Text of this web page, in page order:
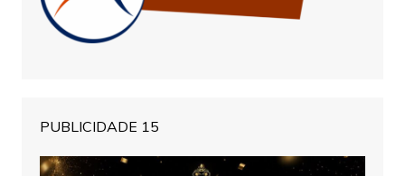
PUBLICIDADE 15